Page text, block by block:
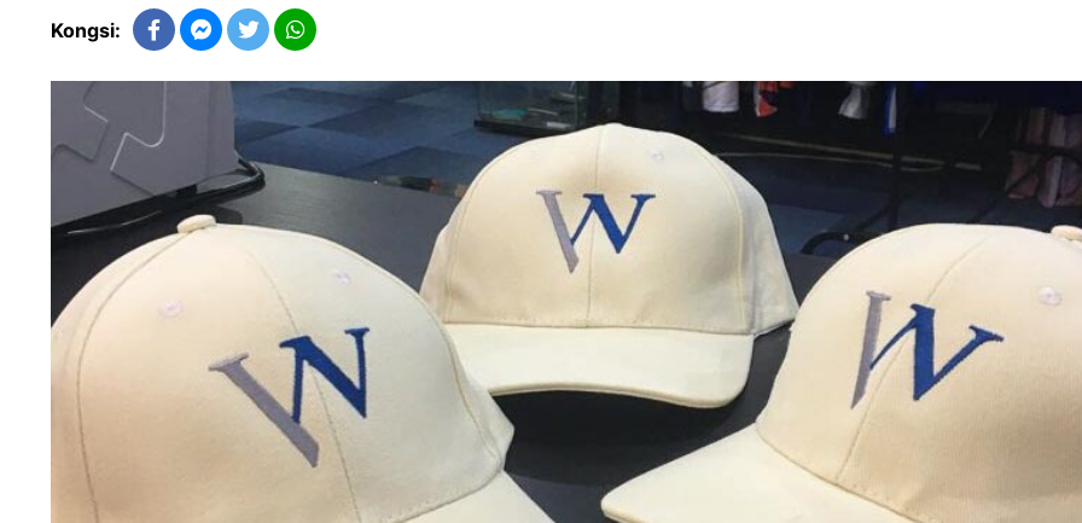
Kongsi: